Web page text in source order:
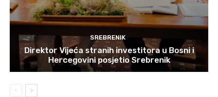
SREBRENIK
Direktor Vijeća stranih investitora u Bosni i
Hercegovini posjetio Srebrenik